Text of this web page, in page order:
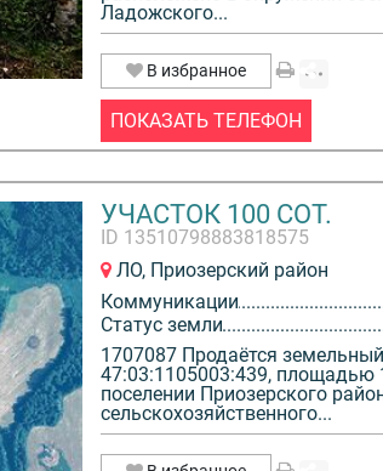
Ладожского...
В избранное
ПОКАЗАТЬ ТЕЛЕФОН
УЧАСТОК 100 СОТ.
ID 13510798883818575
ЛО, Приозерский район
Коммуникации
Статус земли
1707087 Продаётся
47:03:1105003:439, площaдью
поселении Приозерского
сельскоxoзяйственного...